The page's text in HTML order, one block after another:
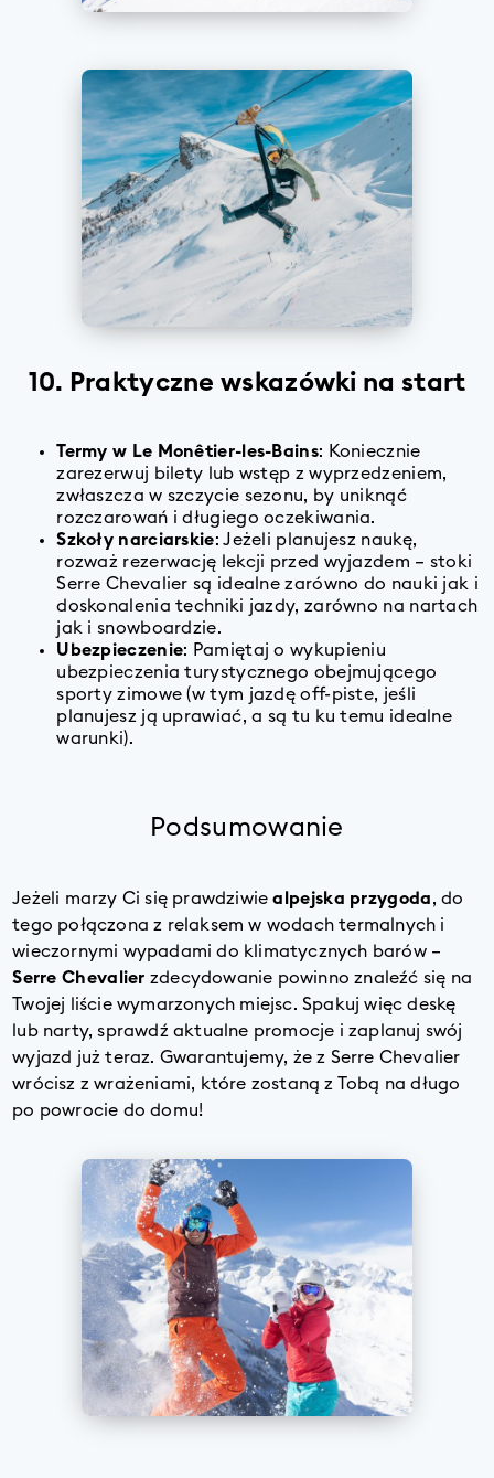
10. Praktyczne wskazówki na start
Termy w Le Monêtier-les-Bains: Koniecznie
zarezerwuj bilety lub wstęp z wyprzedzeniem,
zwłaszcza w szczycie sezonu, by uniknąć
rozczarowań i długiego oczekiwania.
Szkoły narciarskie: Jeżeli planujesz naukę,
rozważ rezerwację lekcji przed wyjazdem – stoki
Serre Chevalier są idealne zarówno do nauki jak i
doskonalenia techniki jazdy, zarówno na nartach
jak i snowboardzie.
Ubezpieczenie: Pamiętaj o wykupieniu
ubezpieczenia turystycznego obejmującego
sporty zimowe (w tym jazdę off-piste, jeśli
planujesz ją uprawiać, a są tu ku temu idealne
warunki).
Podsumowanie
Jeżeli marzy Ci się prawdziwiealpejska przygoda, do
tego połączona z relaksem w wodach termalnych i
wieczornymi wypadami do klimatycznych barów –
Serre Chevalier zdecydowanie powinno znaleźć się na
Twojej liście wymarzonych miejsc. Spakuj więc deskę
lub narty, sprawdź aktualne promocje i zaplanuj swój
wyjazd już teraz. Gwarantujemy, że z Serre Chevalier
wrócisz z wrażeniami, które zostaną z Tobą na długo
po powrocie do domu!